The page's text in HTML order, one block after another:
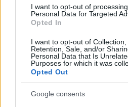
I want to opt-out of
Personal Data for Targeted
Opted In
I want to opt-out of Collection,
Retention, Sale, and/or
Personal Data that Is
Purposes for which it was
Opted Out
Google consents
Basket Serie A: guida ai ruoli,
metriche
Andrea Conforti · 7 Ago 2026
BASKET